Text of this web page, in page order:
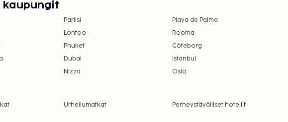
kaupungit
Pariisi
Playa de Palma
Lontoo
Rooma
Phuket
Göteborg
Dubai
Istanbul
Nizza Oslo
Urheilumatkat
Perheystävälliset hotellit